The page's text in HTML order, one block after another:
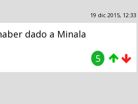
19 dic 2015, 12:33
dado a Minala
5